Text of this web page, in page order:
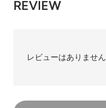
REVIEW
レビューはありません